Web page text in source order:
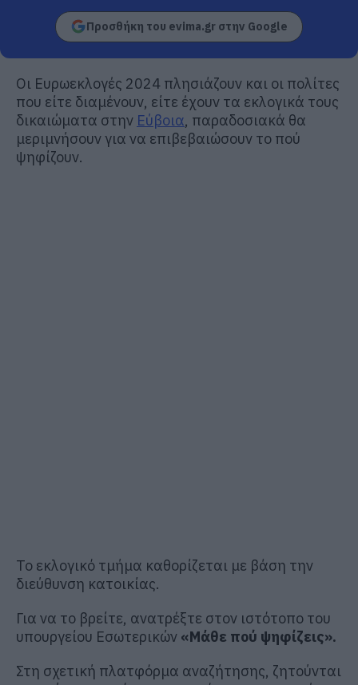
Προσθήκη του evima.gr στην Google
Oι Ευρωεκλογές 2024 πλησιάζουν και οι πολίτες
που είτε διαμένουν, είτε έχουν τα εκλογικά τους
δικαιώματα στην Εύβοια, παραδοσιακά θα
μεριμνήσουν για να επιβεβαιώσουν το πού
ψηφίζουν.
Το εκλογικό τμήμα καθορίζεται με βάση την
διεύθυνση κατοικίας.
Για να το βρείτε, ανατρέξτε στον ιστότοπο του
υπουργείου Εσωτερικών «Μάθε πού ψηφίζεις».
Στη σχετική πλατφόρμα αναζήτησης, ζητούνται